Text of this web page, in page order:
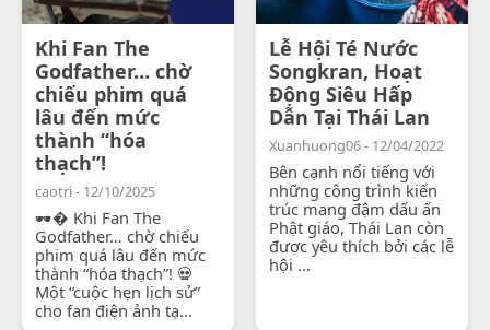
Khi Fan The
Godfather… chờ
chiếu phim quá
lâu đến mức
thành “hóa
thạch”!
caotri - 12/10/2025
🕶� Khi Fan The
Godfather… chờ chiếu
phim quá lâu đến mức
thành “hóa thạch”! 💀
Một “cuộc hẹn lịch sử”
cho fan điện ảnh tạ...
Lễ Hội Té Nước
Songkran, Hoạt
Động Siêu Hấp
Dẫn Tại Thái Lan
Xuanhuong06 - 12/04/2022
Bên cạnh nổi tiếng với
những công trình kiến
trúc mang đậm dấu ấn
Phật giáo, Thái Lan còn
được yêu thích bởi các lễ
hội ...